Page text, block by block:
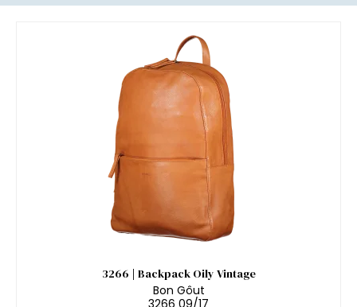
3266 | Backpack Oily Vintage
Bon Gôut
3266 09/17